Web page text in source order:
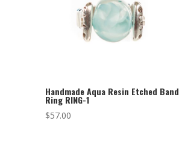
Handmade Aqua Resin Etched Band
Ring RING-1
$57.00